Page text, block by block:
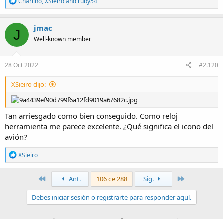
e
a
c
t
i
o
n
s
J jmac
Well-known member
28 Oct 2022 #2.120
XSieiro dijo:
Tan arriesgado como bien conseguido. Como reloj
herramienta me parece excelente. ¿Qué significa el icono del
avión?
R
e
a
XSieiro
PrimeroAnt. 106 de 288 Sig.
Debes iniciar sesión o registrarte para responder aquí.